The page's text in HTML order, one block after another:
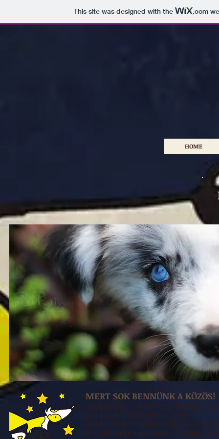
This site was designed with the .com
HOME
MERT SOK BENNÜNK A KÖZÖS!
"Legyen cuki"?! Mi pontosan tudjuk, milyen
az a legelbüvölöbb tekintet, amit
kedvenceink könnyed rutinnal fejlesztettek
ki az asztalrólkunyerálás és más igen